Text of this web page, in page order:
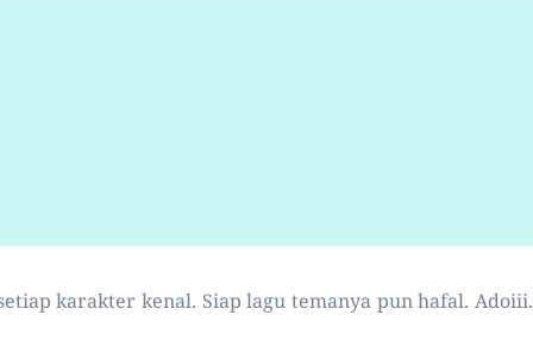
karakter kenal. Siap lagu temanya pun hafal. Adoiii.